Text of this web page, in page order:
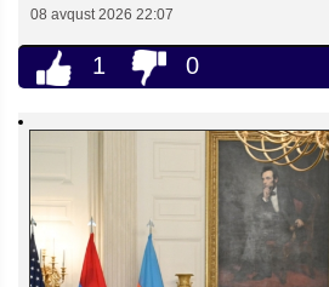
08 avqust 2026 22:07
1 0